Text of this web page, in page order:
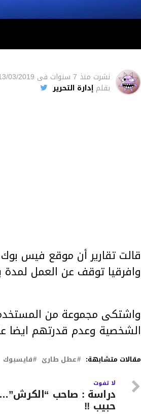
نشرت منذ 7 سنوات فى 03/2019
بقلم إدارة التحرير
قالت تقارير أن موقع فيس بوك
وافرقيا توقف عن العمل
واشتكى مجموعة من
الشخصية وعدم قدرتهم ايضا
مقالات متشابهة: عطل طارئ فايسبوك
لا تفوت
دراسة : صاحب
حبيب !!